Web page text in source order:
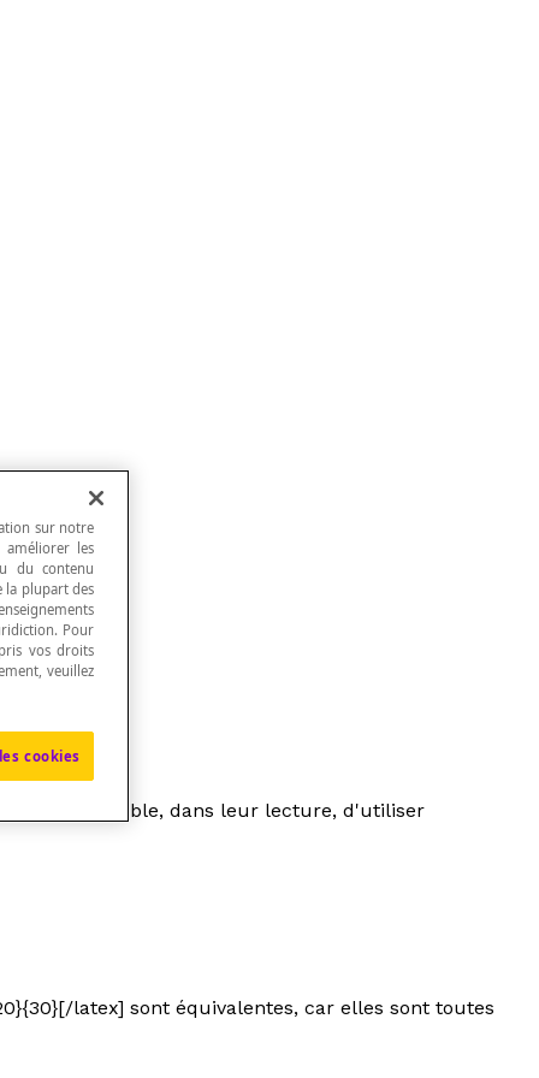
il est préférable, dans leur lecture, d'utiliser
latex] sont équivalentes, car elles sont toutes
sur notre
améliorer les
du contenu
la plupart des
Pour
vos droits
veuillez
cookies